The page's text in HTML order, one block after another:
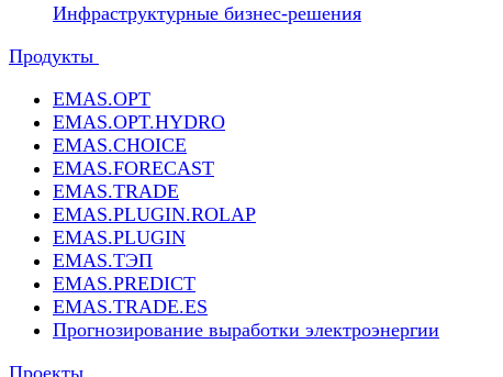
Инфраструктурные бизнес-решения
Продукты
EMAS.OPT
EMAS.OPT.HYDRO
EMAS.CHOICE
EMAS.FORECAST
EMAS.TRADE
EMAS.PLUGIN.ROLAP
EMAS.PLUGIN
EMAS.ТЭП
EMAS.PREDICT
EMAS.TRADE.ES
Прогнозирование выработки электроэнергии
Проекты